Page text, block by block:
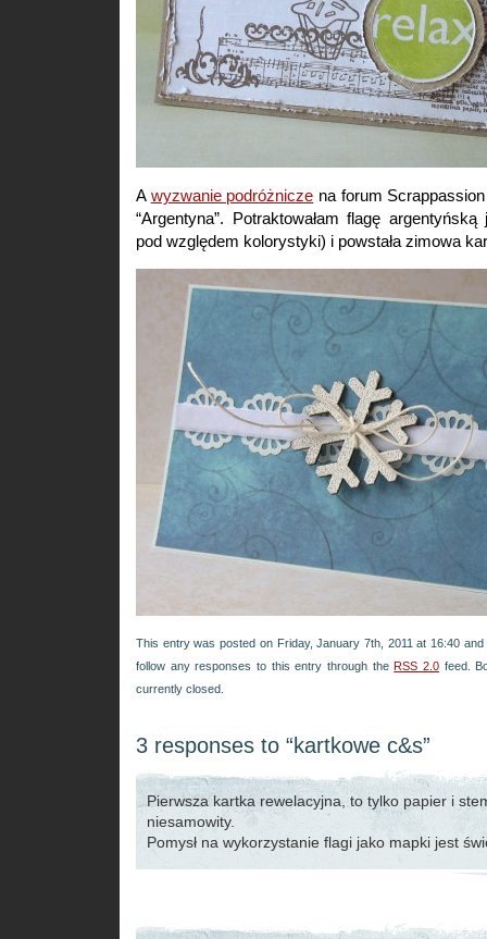
A wyzwanie podróżnicze na forum
“Argentyna”. Potraktowałam flagę
pod względem kolorystyki) i powstała zimowa
This entry was posted on Friday, January 7th, 2011 at 16:40
follow any responses to this entry through the RSS 2.0 feed.
currently closed.
3 responses to “kartkowe c&s”
Pierwsza kartka rewelacyjna, to tylko papier i
niesamowity.
Pomysł na wykorzystanie flagi jako mapki jest